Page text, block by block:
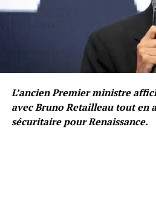
L’ancien Premier ministre
avec Bruno Retailleau tout en
sécuritaire pour Renaissance.